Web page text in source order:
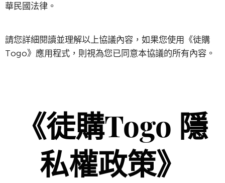
華民國法律。
請您詳細閱讀並理解以上協議內容，如果您使用《徒購
Togo》應用程式，則視為您已同意本協議的所有內容。
《徒購Togo 隱
私權政策》